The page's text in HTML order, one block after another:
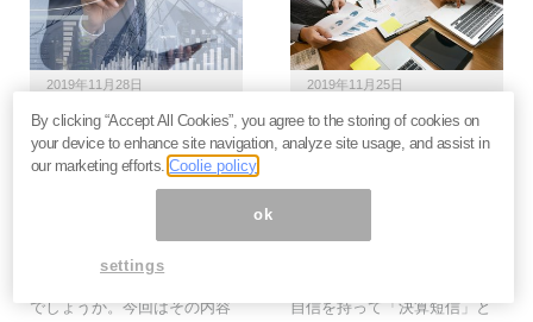
2019年11月28日
増益よりも減益企業の株
を買ったほうが勝てる？
業績が株価に織り込まれ
る背景とは＝山本潤
ンタルズ分析において、重視
でしょうか。今回はその内容
2019年11月25日
株式投資で手間暇かけず
大きく儲けるなら、テク
タルズ分析＝山本潤
自信を持って「決算短信」と
By clicking “Accept All Cookies”, you agree to the storing of cookies on
your device to enhance site navigation, analyze site usage, and assist in
our marketing efforts.Coolie policy
ok
settings